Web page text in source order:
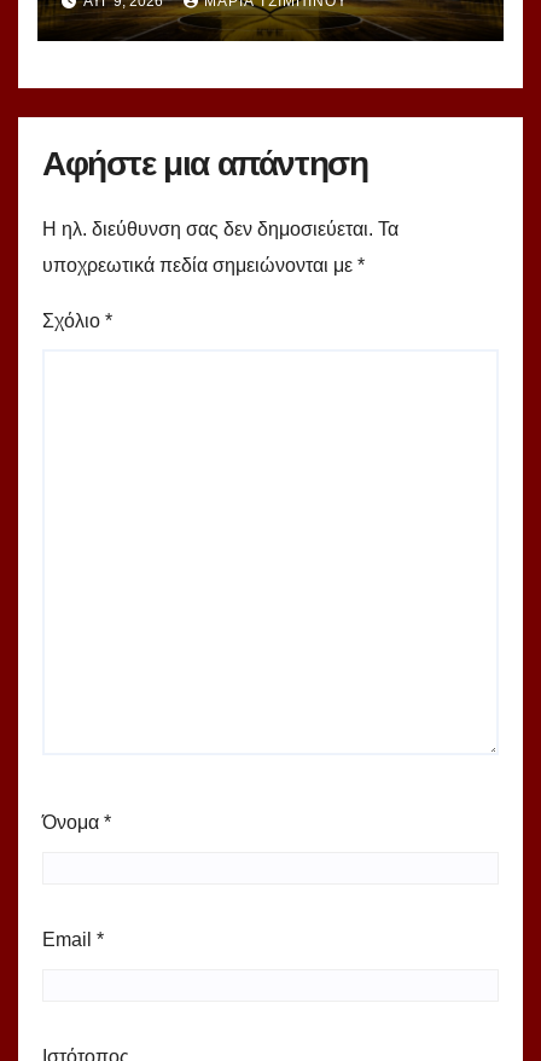
Αφήστε μια απάντηση
Η ηλ. διεύθυνση σας δεν δημοσιεύεται. Τα
υποχρεωτικά πεδία σημειώνονται με *
Σχόλιο *
Όνομα *
Email *